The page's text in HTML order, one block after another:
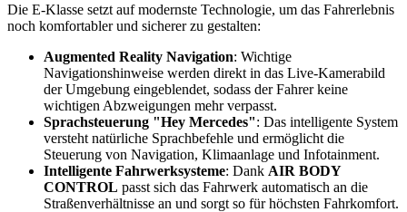
Die E-Klasse setzt auf modernste Technologie, um das Fahrerlebnis
noch komfortabler und sicherer zu gestalten:
Augmented Reality Navigation: Wichtige
Navigationshinweise werden direkt in das Live-Kamerabild
der Umgebung eingeblendet, sodass der Fahrer keine
wichtigen Abzweigungen mehr verpasst.
Sprachsteuerung "Hey Mercedes": Das intelligente System
versteht natürliche Sprachbefehle und ermöglicht die
Steuerung von Navigation, Klimaanlage und Infotainment.
Intelligente Fahrwerksysteme: Dank AIR BODY
CONTROL passt sich das Fahrwerk automatisch an die
Straßenverhältnisse an und sorgt so für höchsten Fahrkomfort.